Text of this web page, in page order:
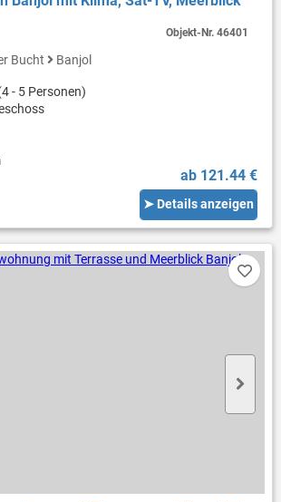
Bucht Banjol
- 5 Personen)
ab 121.44 €
➤ Details anzeigen
Objekt-Nr.46401